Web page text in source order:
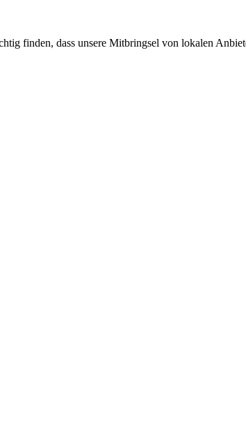
finden, dass unsere Mitbringsel von lokalen